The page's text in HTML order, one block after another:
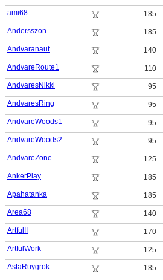
ami68 185
Andersszon
185
Andvaranaut
140
AndvareRoute1
110
AndvaresNikki
95
AndvaresRing
95
AndvareWoods1
95
AndvareWoods2
95
AndvareZone
125
AnkerPlay
185
Apahatanka
185
Area68
140
ArtfulII
170
ArtfulWork
125
AstaRuygrok
185